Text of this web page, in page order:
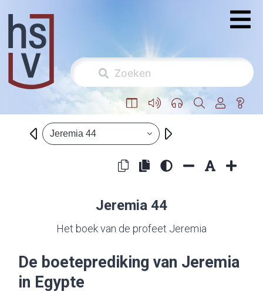
Jeremia 44
Jeremia 44
Het boek van de profeet Jeremia
De boeteprediking van Jeremia
in Egypte